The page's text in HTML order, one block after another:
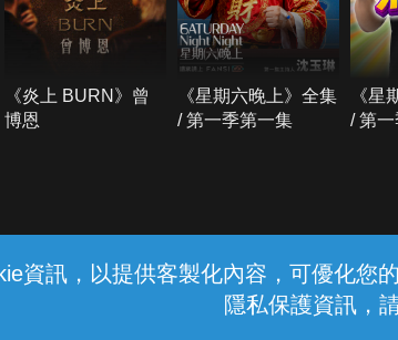
資訊，以提供客製化內容，可優化您
隱私保護資訊，
《炎上 BURN》曾
博恩
《星期六晚上》全集
/ 第一季第一集
《星
/ 第
中華電信股份有